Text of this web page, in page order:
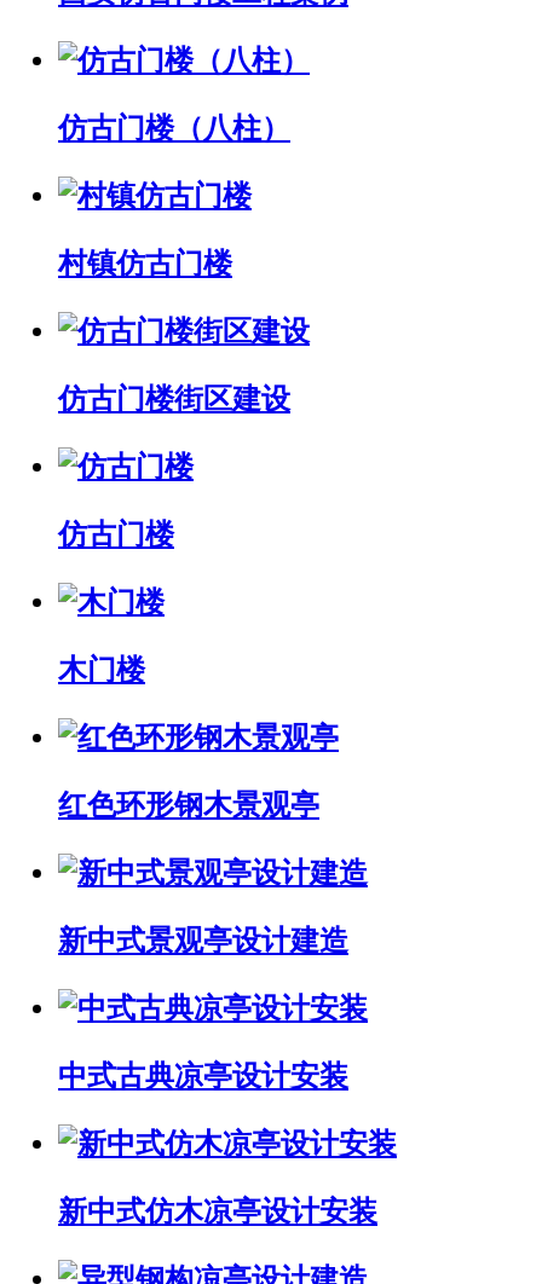
仿古门楼（八柱）
村镇仿古门楼
仿古门楼街区建设
仿古门楼
木门楼
红色环形钢木景观亭
新中式景观亭设计建造
中式古典凉亭设计安装
新中式仿木凉亭设计安装